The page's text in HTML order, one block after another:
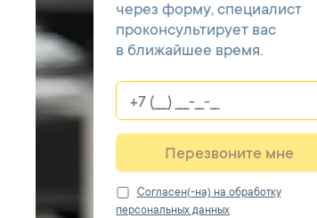
через форму, специалист
проконсультирует вас
в ближайшее время.
Перезвоните мне
Cогласен(-на) на обработку
персональных данных